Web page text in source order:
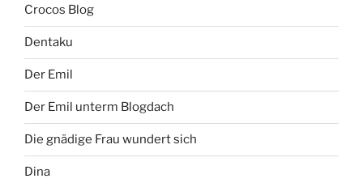
Crocos Blog
Dentaku
Der Emil
Der Emil unterm Blogdach
Die gnädige Frau wundert sich
Dina